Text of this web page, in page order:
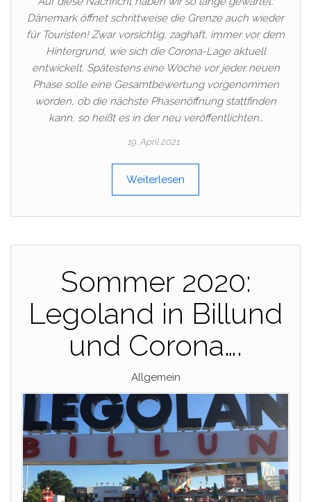
Dänemark öffnet schrittweise die Grenze auch wieder
für Touristen! Zwar vorsichtig, zaghaft, immer vor dem
Hintergrund, wie sich die Corona-Lage aktuell
entwickelt. Spätestens eine Woche vor jeder neuen
Phase solle eine Gesamtbewertung vorgenommen
worden, ob die nächste Phasenöffnung stattfinden
kann, so heißt es in der neu veröffentlichten…
19. April 2021
Weiterlesen
Sommer 2020:
Legoland in Billund
und Corona….
Allgemein